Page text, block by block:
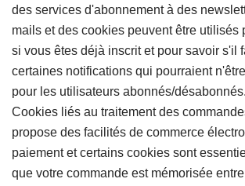
des services d'abonnement à des
mails et des cookies peuvent être utilisés
si vous êtes déjà inscrit et pour savoir s'il
certaines notifications qui pourraient
pour les utilisateurs abonnés/désabonnés.
Cookies liés au traitement des
propose des facilités de commerce
paiement et certains cookies sont
que votre commande est mémorisée